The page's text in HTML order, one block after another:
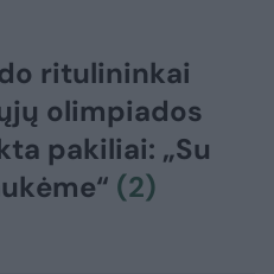
ritulininkai
olimpiados
pakiliai: „Su
(2)